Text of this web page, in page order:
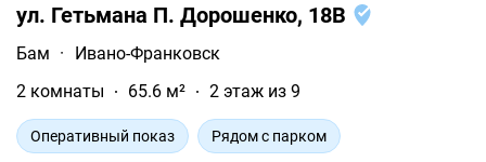
ул. Гетьмана П. Дорошенко, 18В
Бам ·
Ивано-Франковск
2 комнаты
65.6 м² 2 этаж из 9
Оперативный показ Рядом с парком